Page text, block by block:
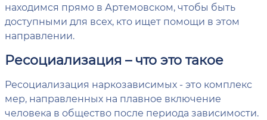
находимся прямо в Артемовском, чтобы быть
доступными для всех, кто ищет помощи в этом
направлении.
Ресоциализация – что это такое
Ресоциализация наркозависимых - это комплекс
мер, направленных на плавное включение
человека в общество после периода зависимости.